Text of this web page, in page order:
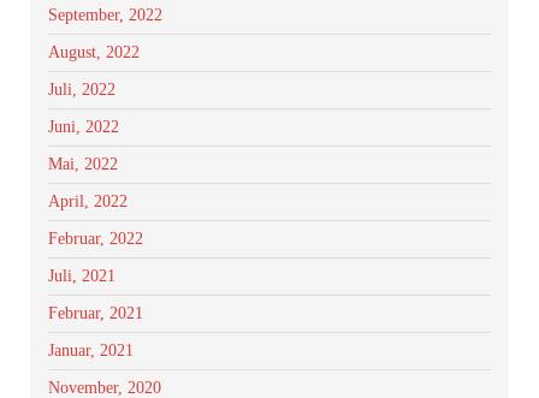
September, 2022
August, 2022
Juli, 2022
Juni, 2022
Mai, 2022
April, 2022
Februar, 2022
Juli, 2021
Februar, 2021
Januar, 2021
November, 2020